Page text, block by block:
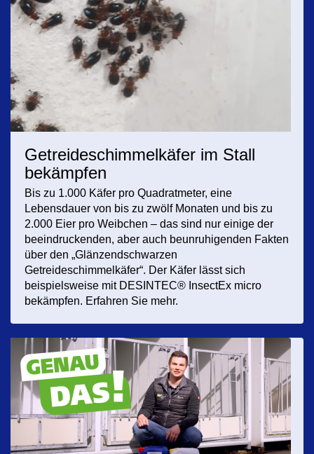
Getreideschimmelkäfer im Stall
bekämpfen
Bis zu 1.000 Käfer pro Quadratmeter, eine
Lebensdauer von bis zu zwölf Monaten und bis zu
2.000 Eier pro Weibchen – das sind nur einige der
beeindruckenden, aber auch beunruhigenden Fakten
über den „Glänzendschwarzen
Getreideschimmelkäfer“. Der Käfer lässt sich
beispielsweise mit DESINTEC® InsectEx micro
bekämpfen. Erfahren Sie mehr.